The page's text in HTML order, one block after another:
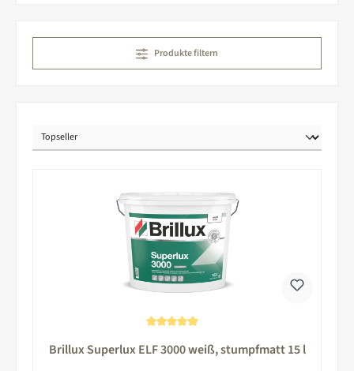
Produkte filtern
Brillux Superlux ELF 3000 weiß, stumpfmatt 15 l